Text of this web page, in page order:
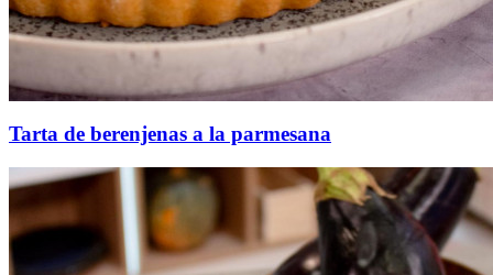
Tarta de berenjenas a la parmesana